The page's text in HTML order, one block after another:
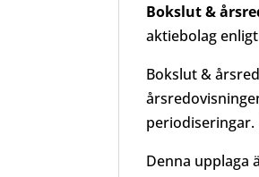
Bokslut &
aktiebolag
Bokslut &
periodiseringar.
Denna upplaga